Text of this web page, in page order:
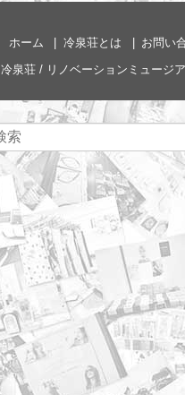
ホーム 冷泉荘とは
お問い
冷泉荘 / リノベーションミュージ